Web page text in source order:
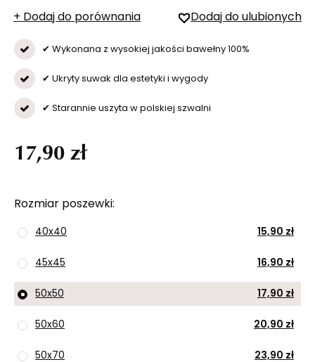
+ Dodaj do porównania Dodaj do ulubionych
✔ Wykonana z wysokiej jakości bawełny 100%
✔ Ukryty suwak dla estetyki i wygody
✔ Starannie uszyta w polskiej szwalni
Rozmiar poszewki
40x40 15,90 zł
45x45 16,90 zł
50x50 17,90 zł
50x60 20,90 zł
50x70 23,90 zł
17,90 zł